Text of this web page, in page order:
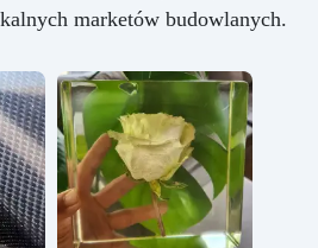
marketów budowlanych.